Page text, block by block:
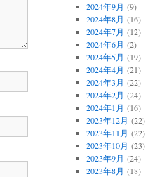
2024年9月 (9)
2024年8月 (16)
2024年7月 (12)
2024年6月 (2)
2024年5月 (19)
2024年4月 (21)
2024年3月 (22)
2024年2月 (24)
2024年1月 (16)
2023年12月 (22)
2023年11月 (22)
2023年10月 (23)
2023年9月 (24)
2023年8月 (18)